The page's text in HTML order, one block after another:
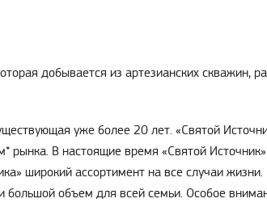
добывается из артезианских скважин,
уже более 20 лет. «Святой
рынка. В настоящие время «Святой
широкий ассортимент на все случаи
объем для всей семьи. Особое